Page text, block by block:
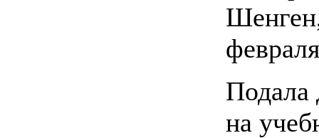
Подала
на